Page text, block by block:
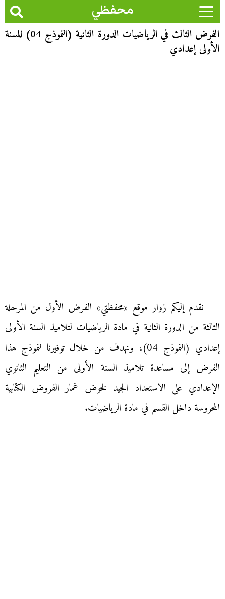
محفظي
الفرض الثالث في الرياضيات الدورة الثانية (النموذج 04) للسنة
الأولى إعدادي
نقدم إليكم زوار موقع «محفظتي» الفرض الأول من المرحلة
الثالثة من الدورة الثانية في مادة الرياضيات لتلاميذ السنة الأولى
إعدادي (النموذج 04)، ونهدف من خلال توفيرنا لنموذج هذا
الفرض إلى مساعدة تلاميذ السنة الأولى من التعليم الثانوي
الإعدادي على الاستعداد الجيد لخوض غمار الفروض الكتابية
المحروسة داخل القسم في مادة الرياضيات.